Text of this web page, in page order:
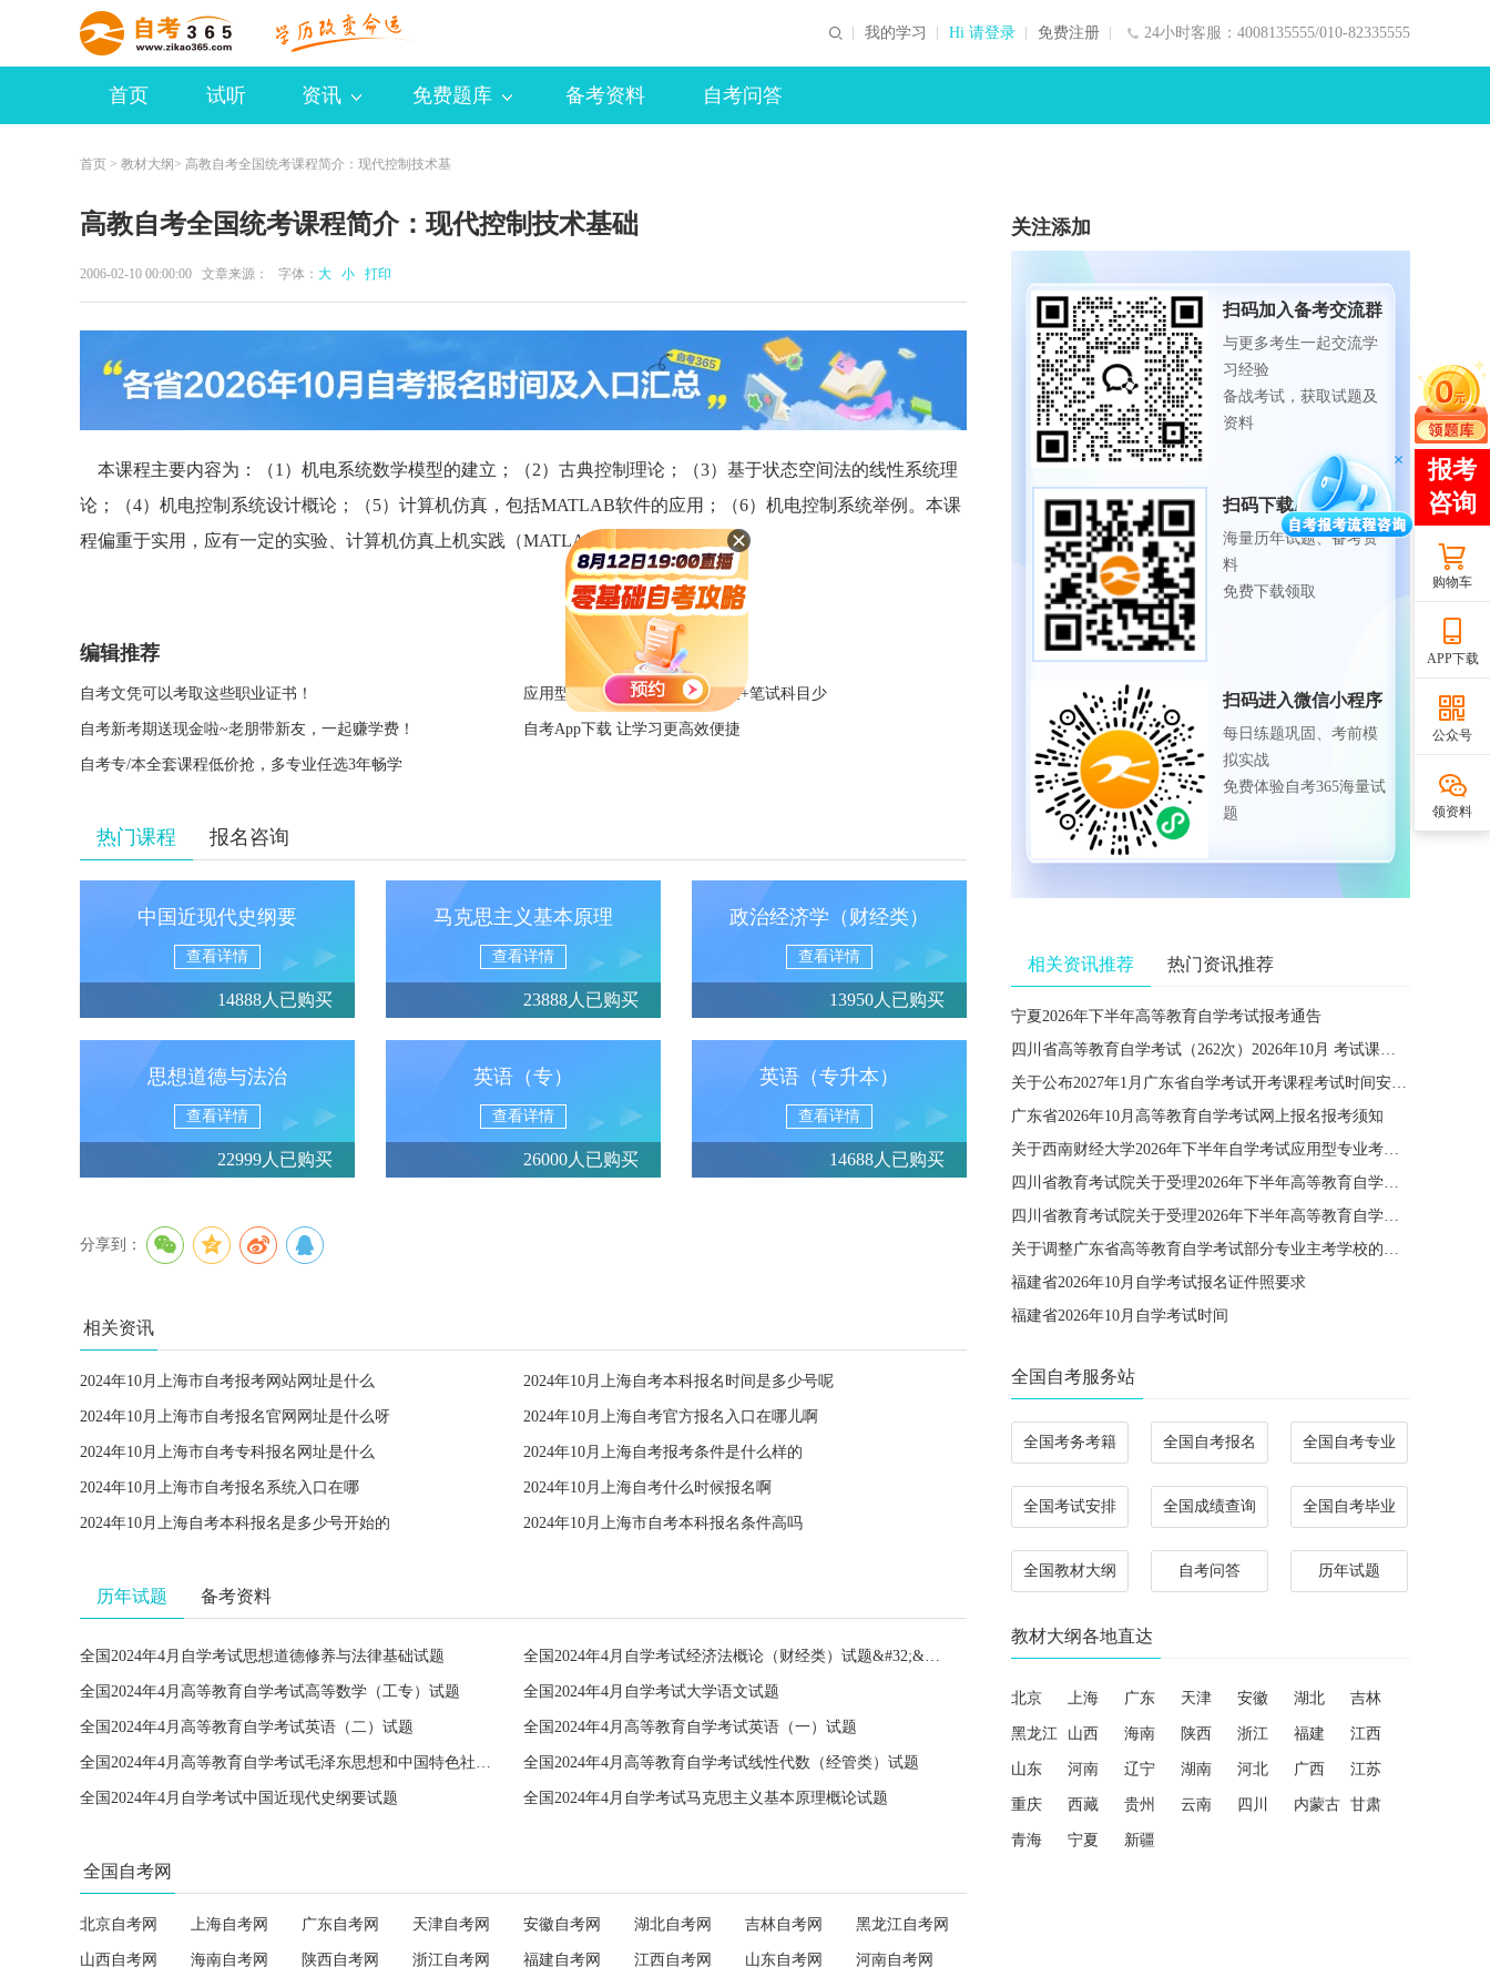
24小时客服：4008135555/010-82335555
我的学习 Hi 请登录 免费注册
首页 试听 资讯 免费题库 备考资料 自考问答
首页 > 教材大纲 > 高教自考全国统考课程简介：现代控制技术基
高教自考全国统考课程简介：现代控制技术基础
2006-02-10 00:00:00 文章来源： 字体： 大 小 打印
本课程主要内容为：（1）机电系统数学模型的建立；（2）古典控制理论；（3）基于状态空间法的线性系统理
论；（4）机电控制系统设计概论；（5）计算机仿真，包括MATLAB软件的应用；（6）机电控制系统举例。本课
程偏重于实用，应有一定的实验、计算机仿真上机实践（MATLAB软件的应用）。
编辑推荐
自考文凭可以考取这些职业证书！ 应用型自考招生中：学信网可查+笔试科目少
自考新考期送现金啦~老朋带新友，一起赚学费！ 自考App下载 让学习更高效便捷
自考专/本全套课程低价抢，多专业任选3年畅学
热门课程 报名咨询
中国近现代史纲要
查看详情
14888人已购买
马克思主义基本原理
查看详情
23888人已购买
政治经济学（财经类）
查看详情
13950人已购买
思想道德与法治
查看详情
22999人已购买
英语（专）
查看详情
26000人已购买
英语（专升本）
查看详情
14688人已购买
分享到：
相关资讯
2024年10月上海市自考报考网站网址是什么 2024年10月上海自考本科报名时间是多少号呢
2024年10月上海市自考报名官网网址是什么呀 2024年10月上海自考官方报名入口在哪儿啊
2024年10月上海市自考专科报名网址是什么 2024年10月上海自考报考条件是什么样的
2024年10月上海市自考报名系统入口在哪 2024年10月上海自考什么时候报名啊
2024年10月上海自考本科报名是多少号开始的 2024年10月上海市自考本科报名条件高吗
历年试题 备考资料
全国2024年4月自学考试思想道德修养与法律基础试题 全国2024年4月自学考试经济法概论（财经类）试题&#32;&#32;
全国2024年4月高等教育自学考试高等数学（工专）试题 全国2024年4月自学考试大学语文试题
全国2024年4月高等教育自学考试英语（二）试题 全国2024年4月高等教育自学考试英语（一）试题
全国2024年4月高等教育自学考试毛泽东思想和中国特色社会主义理论体系概论试题 全国2024年4月高等教育自学考试线性代数（经管类）试题
全国2024年4月自学考试中国近现代史纲要试题 全国2024年4月自学考试马克思主义基本原理概论试题
全国自考网
北京自考网 上海自考网 广东自考网 天津自考网 安徽自考网 湖北自考网 吉林自考网 黑龙江自考网
山西自考网 海南自考网 陕西自考网 浙江自考网 福建自考网 江西自考网 山东自考网 河南自考网
关注添加
扫码加入备考交流群
与更多考生一起交流学
习经验
备战考试，获取试题及
资料
扫码下载APP
海量历年试题、备考资
料
免费下载领取
扫码进入微信小程序
每日练题巩固、考前模
拟实战
免费体验自考365海量试
题
相关资讯推荐 热门资讯推荐
宁夏2026年下半年高等教育自学考试报考通告
四川省高等教育自学考试（262次）2026年10月 考试课程简表
关于公布2027年1月广东省自学考试开考课程考试时间安排和使用教材的通知
广东省2026年10月高等教育自学考试网上报名报考须知
关于西南财经大学2026年下半年自学考试应用型专业考籍更改办理的通知
四川省教育考试院关于受理2026年下半年高等教育自学考试省际转考申请的通告
四川省教育考试院关于受理2026年下半年高等教育自学考试考籍更改申请的通告
关于调整广东省高等教育自学考试部分专业主考学校的通知
福建省2026年10月自学考试报名证件照要求
福建省2026年10月自学考试时间
全国自考服务站
全国考务考籍 全国自考报名 全国自考专业
全国考试安排 全国成绩查询 全国自考毕业
全国教材大纲 自考问答 历年试题
教材大纲各地直达
北京 上海 广东 天津 安徽 湖北 吉林
黑龙江 山西 海南 陕西 浙江 福建 江西
山东 河南 辽宁 湖南 河北 广西 江苏
重庆 西藏 贵州 云南 四川 内蒙古 甘肃
青海 宁夏 新疆
购物车
APP下载
公众号
领资料